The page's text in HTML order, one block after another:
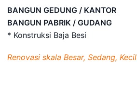
BANGUN GEDUNG / KANTOR
BANGUN PABRIK / GUDANG
* Konstruksi Baja Besi
Renovasi skala Besar, Sedang, Kecil